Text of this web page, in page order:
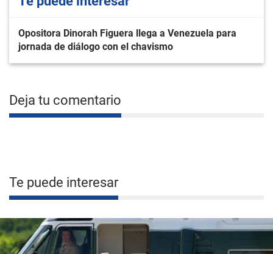
Opositora Dinorah Figuera llega a Venezuela para
jornada de diálogo con el chavismo
Deja tu comentario
Te puede interesar